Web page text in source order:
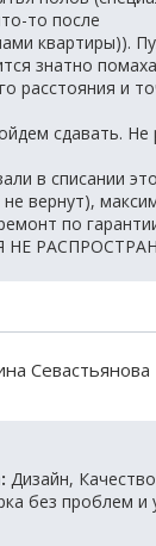
то после
квартиры)).
знатно
расстояния и
сдавать. Не
в списании
не вернут),
по
НЕ
Севастьянова
Дизайн,
без проблем и